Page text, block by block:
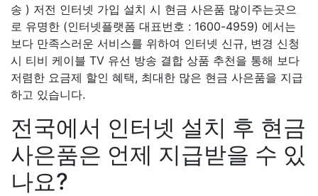
송 ) 저전 인터넷 가입 설치 시 현금 사은품 많이주는곳으
로 유명한 (인터넷플랫폼 대표번호 : 1600-4959) 에서는
보다 만족스러운 서비스를 위하여 인터넷 신규, 변경 신청
시 티비 케이블 TV 유선 방송 결합 상품 추천을 통해 보다
저렴한 요금제 할인 혜택, 최대한 많은 현금 사은품을 지급
하고 있습니다.
전국에서 인터넷 설치 후 현금
사은품은 언제 지급받을 수 있
나요?